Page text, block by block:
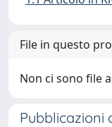
File in questo
Non ci sono file
Pubblicazioni